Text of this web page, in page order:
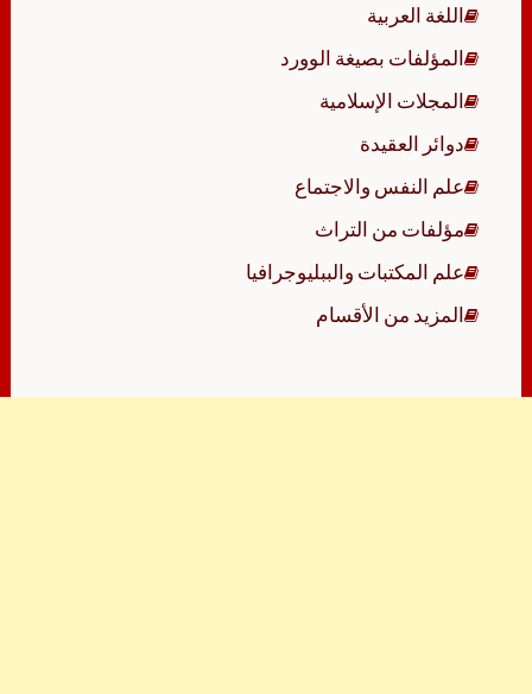
اللغة العربية
المؤلفات بصيغة الوورد
المجلات الإسلامية
دوائر العقيدة
علم النفس والاجتماع
مؤلفات من التراث
علم المكتبات والببليوجرافيا
المزيد من الأقسام